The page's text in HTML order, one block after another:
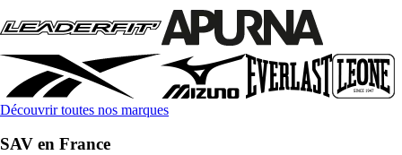
Découvrir toutes nos marques
SAV en France